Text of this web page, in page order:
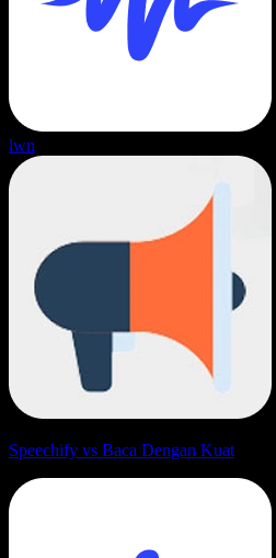
lwn
Speechify vs Baca Dengan Kuat